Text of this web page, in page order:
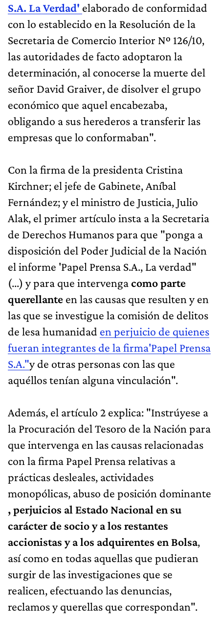
S.A. La Verdad' elaborado de conformidad
con lo establecido en la Resolución de la
Secretaria de Comercio Interior Nº 126/10,
las autoridades de facto adoptaron la
determinación, al conocerse la muerte del
señor David Graiver, de disolver el grupo
económico que aquel encabezaba,
obligando a sus herederos a transferir las
empresas que lo conformaban".
Con la firma de la presidenta Cristina
Kirchner; el jefe de Gabinete, Aníbal
Fernández; y el ministro de Justicia, Julio
Alak, el primer artículo insta a la Secretaria
de Derechos Humanos para que "ponga a
disposición del Poder Judicial de la Nación
el informe 'Papel Prensa S.A., La verdad"
(...) y para que intervengacomo parte
querellante en las causas que resulten y en
las que se investigue la comisión de delitos
de lesa humanidad en perjuicio de quienes
fueran integrantes de la firma'Papel Prensa
S.A."y de otras personas con las que
aquéllos tenían alguna vinculación".
Además, el artículo 2 explica: "Instrúyese a
la Procuración del Tesoro de la Nación para
que intervenga en las causas relacionadas
con la firma Papel Prensa relativas a
prácticas desleales, actividades
monopólicas, abuso de posición dominante
, perjuicios al Estado Nacional en su
carácter de socio y a los restantes
accionistas y a los adquirentes en Bolsa,
así como en todas aquellas que pudieran
surgir de las investigaciones que se
realicen, efectuando las denuncias,
reclamos y querellas que correspondan".